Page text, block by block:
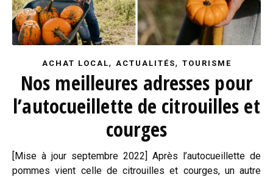
ACHAT LOCAL, ACTUALITÉS, TOURISME
Nos meilleures adresses pour
l’autocueillette de citrouilles et
courges
[Mise à jour septembre 2022] Après l’autocueillette de
pommes vient celle de citrouilles et courges, un autre